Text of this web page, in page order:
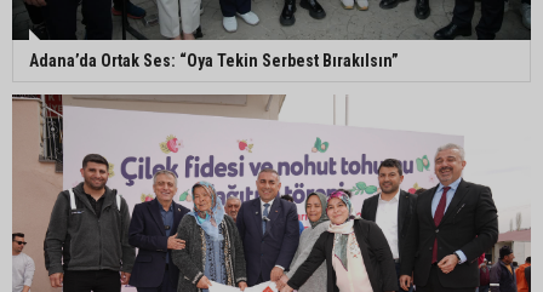
göçük meydana geldi
Müzeyyen Şevkin’den Çocuk Koruma Kanunu
Teklifi’ne eleştiri: “Öncelik ceza değil, önlemedir”
Adana’da sıcağın boyutu: Asfaltta yumurta pişti
Adana’da Ortak Ses: “Oya Tekin Serbest Bırakılsın”